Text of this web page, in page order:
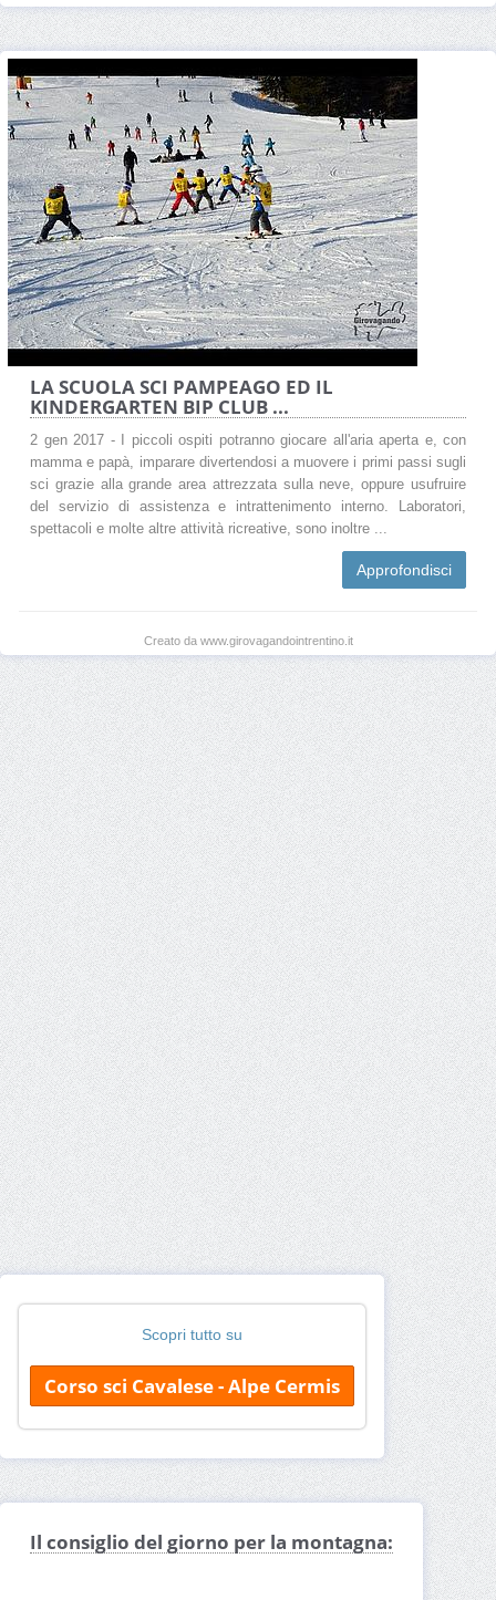
LA SCUOLA SCI PAMPEAGO ED IL
KINDERGARTEN BIP CLUB ...
2 gen 2017 - I piccoli ospiti potranno giocare all'aria aperta e, con
mamma e papà, imparare divertendosi a muovere i primi passi sugli
sci grazie alla grande area attrezzata sulla neve, oppure usufruire
del servizio di assistenza e intrattenimento interno. Laboratori,
spettacoli e molte altre attività ricreative, sono inoltre ...
Approfondisci
Creato da www.girovagandointrentino.it
Scopri tutto su
Corso sci Cavalese - Alpe Cermis
Il consiglio del giorno per la montagna: